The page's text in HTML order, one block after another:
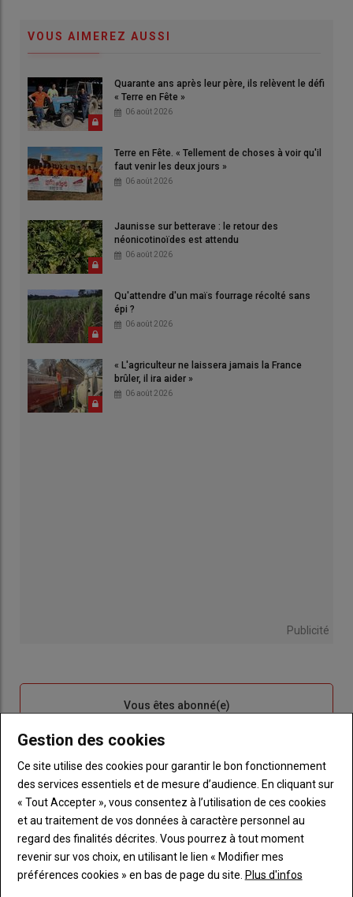
VOUS AIMEREZ AUSSI
Quarante ans après leur père, ils relèvent le défi
« Terre en Fête »
06 août 2026
Terre en Fête. « Tellement de choses à voir qu'il
faut venir les deux jours »
06 août 2026
Jaunisse sur betterave : le retour des
néonicotinoïdes est attendu
06 août 2026
Qu'attendre d'un maïs fourrage récolté sans
épi ?
06 août 2026
« L'agriculteur ne laissera jamais la France
brûler, il ira aider »
06 août 2026
Publicité
titre
Vous êtes abonné(e)
Body
Connectez-vous à votre compte pour profiter
de votre abonnement
Réinitialiser votre mot de passe
Lien
"Je
Je me connecte
Gestion des cookies
Ce site utilise des cookies pour garantir le bon fonctionnement
des services essentiels et de mesure d’audience. En cliquant sur
« Tout Accepter », vous consentez à l’utilisation de ces cookies
et au traitement de vos données à caractère personnel au
regard des finalités décrites. Vous pourrez à tout moment
revenir sur vos choix, en utilisant le lien « Modifier mes
préférences cookies » en bas de page du site. Plus d'infos